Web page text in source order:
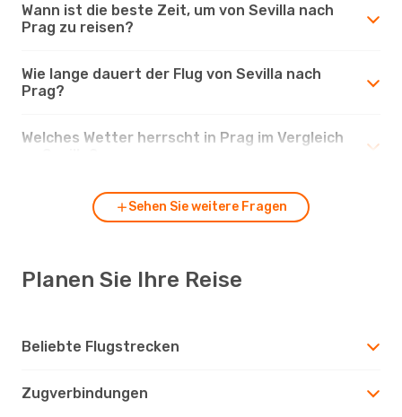
Wann ist die beste Zeit, um von Sevilla nach
Prag zu reisen?
Wie lange dauert der Flug von Sevilla nach
Prag?
Welches Wetter herrscht in Prag im Vergleich
Sehen Sie weitere Fragen
Planen Sie Ihre Reise
Beliebte Flugstrecken
Zugverbindungen